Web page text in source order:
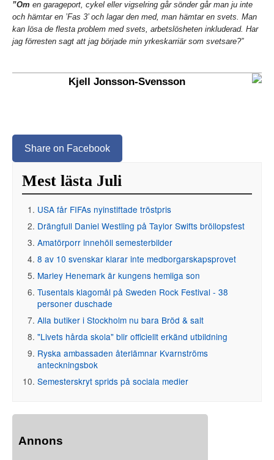
”Om en garageport, cykel eller vigselring går sönder går man ju inte
och hämtar en ’Fas 3’ och lagar den med, man hämtar en svets. Man
kan lösa de flesta problem med svets, arbetslösheten inkluderad. Har
jag förresten sagt att jag började min yrkeskarriär som svetsare?”
Kjell Jonsson-Svensson
Share on Facebook
Mest lästa Juli
USA får FIFAs nyinstiftade tröstpris
Drängfull Daniel Westling på Taylor Swifts bröllopsfest
Amatörporr innehöll semesterbilder
8 av 10 svenskar klarar inte medborgarskapsprovet
Marley Henemark är kungens hemliga son
Tusentals klagomål på Sweden Rock Festival - 38
personer duschade
Alla butiker i Stockholm nu bara Bröd & salt
"Livets hårda skola" blir officiellt erkänd utbildning
Ryska ambassaden återlämnar Kvarnströms
anteckningsbok
Semesterskryt sprids på sociala medier
Annons